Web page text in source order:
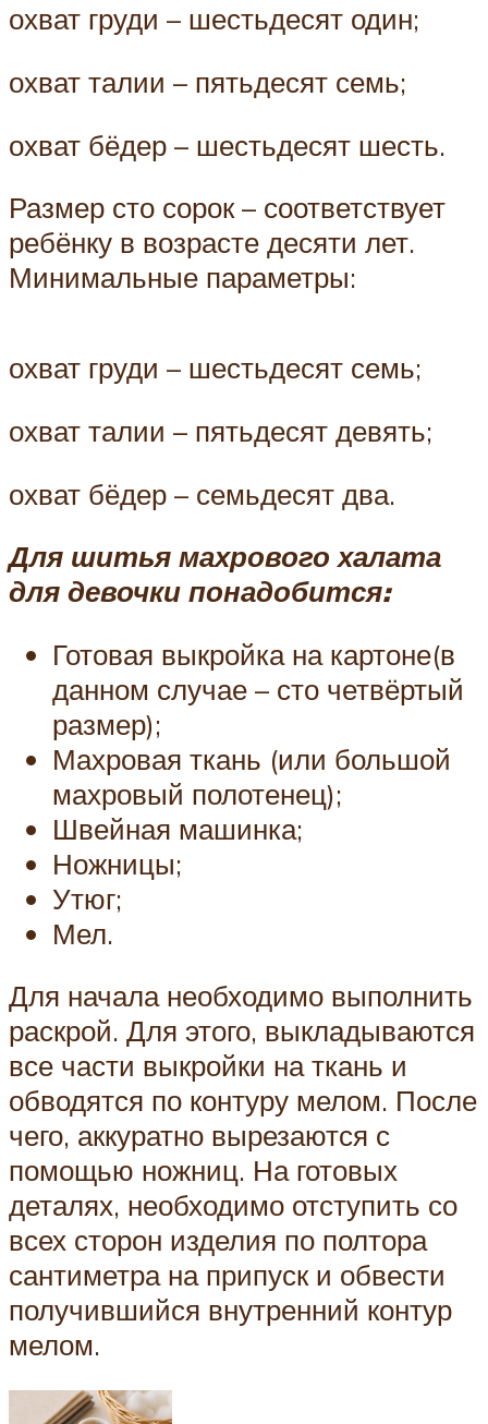
охват груди – шестьдесят один;
охват талии – пятьдесят семь;
охват бёдер – шестьдесят шесть.
Размер сто сорок – соответствует
ребёнку в возрасте десяти лет.
Минимальные параметры:
охват груди – шестьдесят семь;
охват талии – пятьдесят девять;
охват бёдер – семьдесят два.
Для шитья махрового халата
для девочки понадобится:
Готовая выкройка на картоне(в
данном случае – сто четвёртый
размер);
Махровая ткань (или большой
махровый полотенец);
Швейная машинка;
Ножницы;
Утюг;
Мел.
Для начала необходимо выполнить
раскрой. Для этого, выкладываются
все части выкройки на ткань и
обводятся по контуру мелом. После
чего, аккуратно вырезаются с
помощью ножниц. На готовых
деталях, необходимо отступить со
всех сторон изделия по полтора
сантиметра на припуск и обвести
получившийся внутренний контур
мелом.